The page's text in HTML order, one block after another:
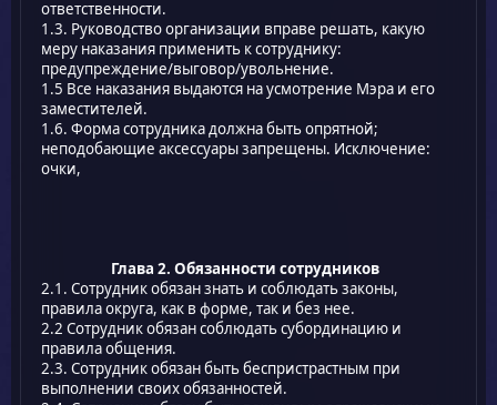
ответственности.
1.3. Руководство организации вправе решать, какую
меру наказания применить к сотруднику:
предупреждение/выговор/увольнение.
1.5 Все наказания выдаются на усмотрение Мэра и его
заместителей.
1.6. Форма сотрудника должна быть опрятной;
неподобающие аксессуары запрещены. Исключение:
очки,
Глава 2. Обязанности сотрудников
2.1. Сотрудник обязан знать и соблюдать законы,
правила округа, как в форме, так и без нее.
2.2 Сотрудник обязан соблюдать субординацию и
правила общения.
2.3. Сотрудник обязан быть беспристрастным при
выполнении своих обязанностей.